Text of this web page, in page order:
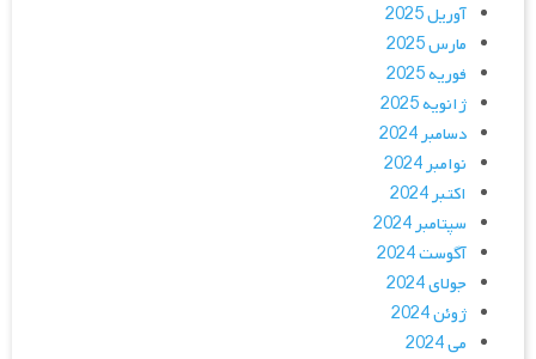
آوریل 2025
مارس 2025
فوریه 2025
ژانویه 2025
دسامبر 2024
نوامبر 2024
اکتبر 2024
سپتامبر 2024
آگوست 2024
جولای 2024
ژوئن 2024
می 2024